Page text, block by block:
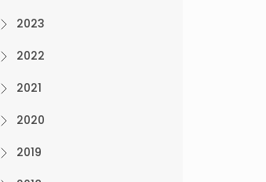
2023
2022
2021
2020
2019